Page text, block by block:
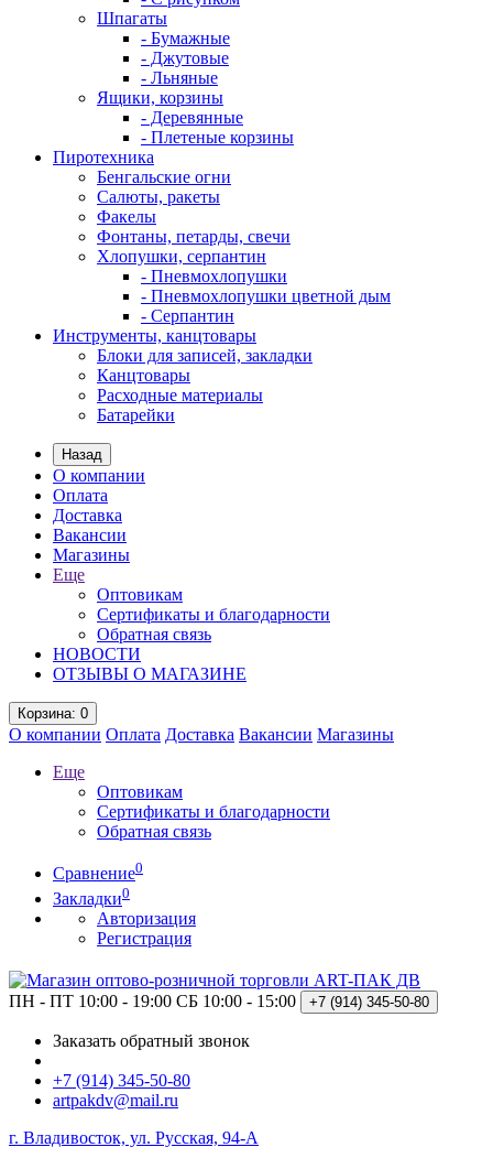
Шпагаты
- Бумажные
- Джутовые
- Льняные
Ящики, корзины
- Деревянные
- Плетеные корзины
Пиротехника
Бенгальские огни
Салюты, ракеты
Факелы
Фонтаны, петарды, свечи
Хлопушки, серпантин
- Пневмохлопушки
- Пневмохлопушки цветной дым
- Серпантин
Инструменты, канцтовары
Блоки для записей, закладки
Канцтовары
Расходные материалы
Батарейки
Назад
О компании
Оплата
Доставка
Вакансии
Магазины
Еще
Оптовикам
Сертификаты и благодарности
Обратная связь
НОВОСТИ
ОТЗЫВЫ О МАГАЗИНЕ
Корзина: 0
О компании Оплата Доставка Вакансии Магазины
Еще
Оптовикам
Сертификаты и благодарности
Обратная связь
Сравнение0
Закладки0
Авторизация
Регистрация
ПН - ПТ 10:00 - 19:00 СБ 10:00 - 15:00 +7 (914) 345-50-80
Заказать обратный звонок
+7 (914) 345-50-80
artpakdv@mail.ru
г. Владивосток, ул. Русская, 94-А